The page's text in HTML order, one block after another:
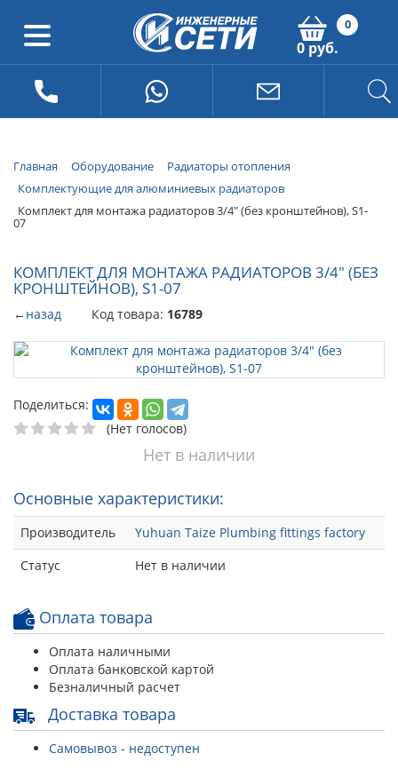
0
0 руб.
Главная Оборудование
Радиаторы отопления
Комплектующие для алюминиевых радиаторов
Комплект для монтажа радиаторов 3/4" (без кронштейнов), S1-
07
КОМПЛЕКТ ДЛЯ МОНТАЖА РАДИАТОРОВ 3/4" (БЕЗ
КРОНШТЕЙНОВ), S1-07
←назад Код товара: 16789
Поделиться:
(Нет голосов)
Нет в наличии
Основные характеристики:
Производитель
Yuhuan Taize Plumbing fittings factory
Статус
Нет в наличии
Оплата товара
Оплата наличными
Оплата банковской картой
Безналичный расчет
Доставка товара
Самовывоз - недоступен